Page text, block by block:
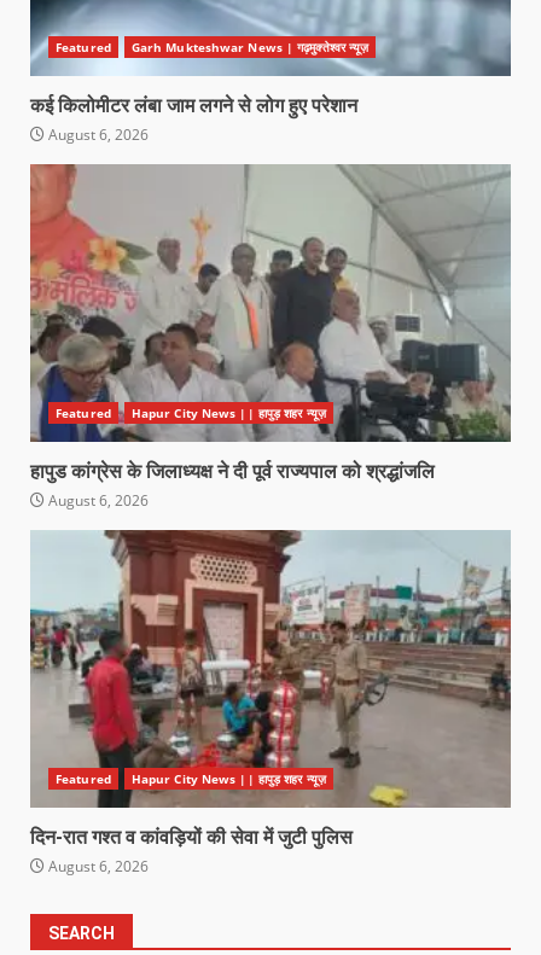
Featured Garh Mukteshwar News | गढ़मुक्तेश्वर न्यूज़
कई किलोमीटर लंबा जाम लगने से लोग हुए परेशान
August 6, 2026
Featured Hapur City News || हापुड़ शहर न्यूज़
हापुड कांग्रेस के जिलाध्यक्ष ने दी पूर्व राज्यपाल को श्रद्धांजलि
August 6, 2026
Featured Hapur City News || हापुड़ शहर न्यूज़
दिन-रात गश्त व कांवड़ियों की सेवा में जुटी पुलिस
August 6, 2026
SEARCH